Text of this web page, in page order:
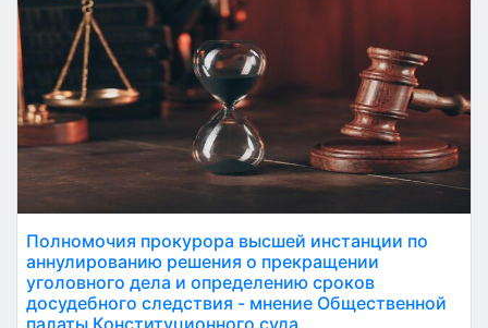
Полномочия прокурора высшей инстанции по
аннулированию решения о прекращении
уголовного дела и определению сроков
досудебного следствия - мнение Общественной
палаты Конституционного суда.